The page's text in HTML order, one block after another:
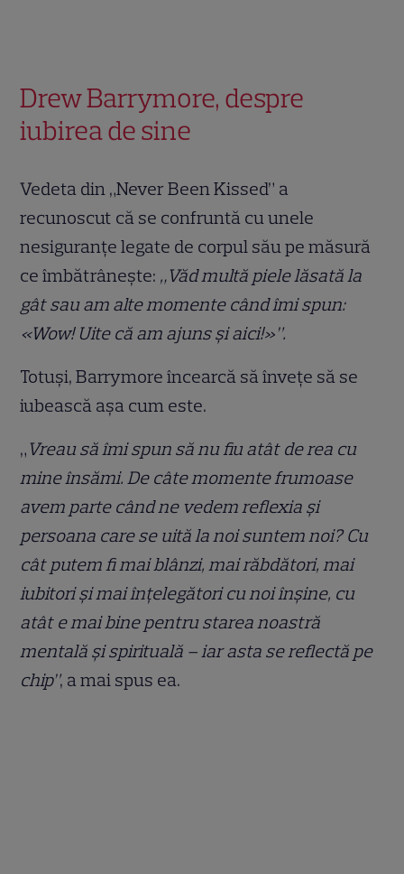
Drew Barrymore, despre
iubirea de sine
Vedeta din „Never Been Kissed” a
recunoscut că se confruntă cu unele
nesiguranțe legate de corpul său pe măsură
ce îmbătrânește: „Văd multă piele lăsată la
gât sau am alte momente când îmi spun:
«Wow! Uite că am ajuns și aici!»”.
Totuși, Barrymore încearcă să învețe să se
iubească așa cum este.
„ Vreau să îmi spun să nu fiu atât de rea cu
mine însămi. De câte momente frumoase
avem parte când ne vedem reflexia și
persoana care se uită la noi suntem noi? Cu
cât putem fi mai blânzi, mai răbdători, mai
iubitori și mai înțelegători cu noi înșine, cu
atât e mai bine pentru starea noastră
mentală și spirituală – iar asta se reflectă pe
chip”, a mai spus ea.